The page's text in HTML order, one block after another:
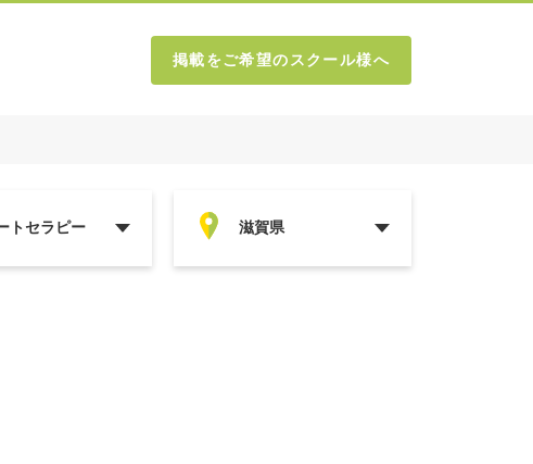
掲載をご希望のスクール様へ